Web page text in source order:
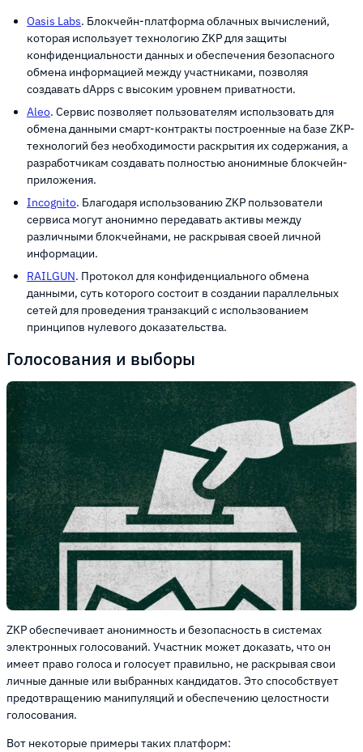
Oasis Labs. Блокчейн-платформа облачных вычислений,
которая использует технологию ZKP для защиты
конфиденциальности данных и обеспечения безопасного
обмена информацией между участниками, позволяя
создавать dApps с высоким уровнем приватности.
Aleo. Сервис позволяет пользователям использовать для
обмена данными смарт-контракты построенные на базе ZKP-
технологий без необходимости раскрытия их содержания, а
разработчикам создавать полностью анонимные блокчейн-
приложения.
Incognito. Благодаря использованию ZKP пользователи
сервиса могут анонимно передавать активы между
различными блокчейнами, не раскрывая своей личной
информации.
RAILGUN. Протокол для конфиденциального обмена
данными, суть которого состоит в создании параллельных
сетей для проведения транзакций с использованием
принципов нулевого доказательства.
Голосования и выборы
ZKP обеспечивает анонимность и безопасность в системах
электронных голосований. Участник может доказать, что он
имеет право голоса и голосует правильно, не раскрывая свои
личные данные или выбранных кандидатов. Это способствует
предотвращению манипуляций и обеспечению целостности
голосования.
Вот некоторые примеры таких платформ: